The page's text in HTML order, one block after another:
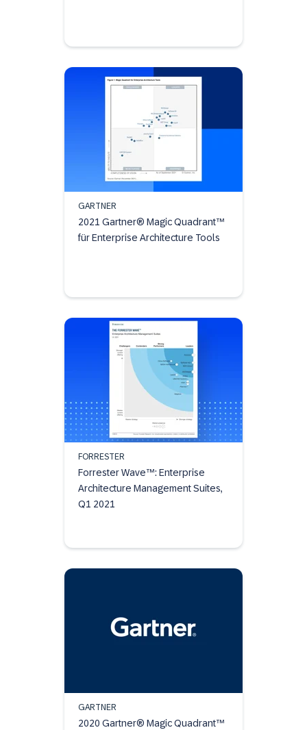
GARTNER
2021 Gartner® Magic Quadrant™
für Enterprise Architecture Tools
FORRESTER
Forrester Wave™: Enterprise
Architecture Management Suites,
Q1 2021
GARTNER
2020 Gartner® Magic Quadrant™